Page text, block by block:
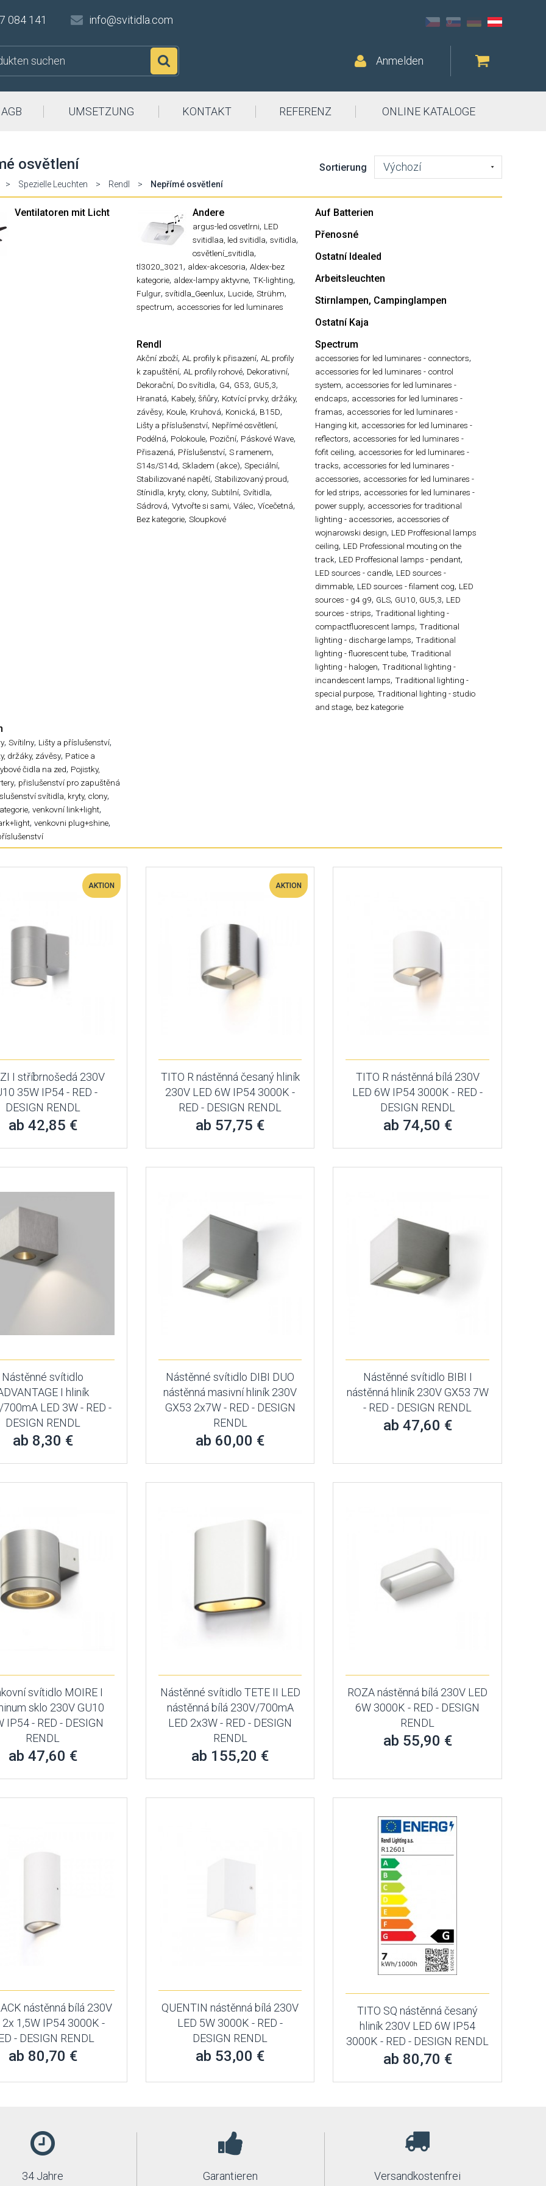
084 141 info@svitidla.com
Anmelden
AGB UMSETZUNG KONTAKT REFERENZ ONLINE KATALOGE
osvětlení
> Spezielle Leuchten > Rendl > Nepřímé osvětlení
Sortierung Výchozí
Ventilatoren mit Licht Andere
argus-led osvetlrni, LED
svitidlaa, led svitidla,svitidla,
osvětlení_svitidla,
tl3020_3021 , aldex-akcesoria,Aldex-bez
kategorie, aldex-lampy aktyvne,TK-lighting,
Fulgur,svítidla_Geenlux, Lucide,Strühm,
spectrum, accessories for led luminares
Auf Batterien
Přenosné
Ostatní Idealed
Arbeitsleuchten
Stirnlampen, Campinglampen
Ostatní Kaja
Rendl
Akční zboží,AL profily k přisazení,AL profily
k zapuštění,AL profily rohové, Dekorativní,
Dekorační, Do svítidla, G4, G53, GU5,3,
Hranatá, Kabely, šňůry, Kotvící prvky, držáky,
závěsy, Koule, Kruhová, Konická, B15D,
Lišty a příslušenství, Nepřímé osvětlení,
Podélná, Polokoule, Poziční, Páskové Wave,
Přisazená, Příslušenství,S ramenem,
S14s/S14d,Skladem (akce),Speciální,
Stabilizované napětí,Stabilizovaný proud,
Stínidla, kryty, clony,Subtilní,Svítidla,
Sádrová,Vytvořte si sami,Válec,Vícečetná,
Bez kategorie,Sloupkové
Spectrum
accessories for led luminares - connectors,
accessories for led luminares - control
system, accessories for led luminares -
endcaps, accessories for led luminares -
framas, accessories for led luminares -
Hanging kit, accessories for led luminares -
reflectors, accessories for led luminares -
fofit ceiling, accessories for led luminares -
tracks, accessories for led luminares -
accessories, accessories for led luminares -
for led strips, accessories for led luminares -
power supply, accessories for traditional
lighting - accessories, accessories of
wojnarowski design, LED Proffesional lamps
ceiling, LED Professional mouting on the
track, LED Proffesional lamps - pendant,
LED sources - candle, LED sources -
dimmable, LED sources - filament cog, LED
sources - g4 g9, GLS, GU10, GU5,3, LED
sources - strips, Traditional lighting -
compactfluorescent lamps, Traditional
lighting - discharge lamps, Traditional
lighting - fluorescent tube, Traditional
lighting - halogen, Traditional lighting -
incandescent lamps, Traditional lighting -
special purpose, Traditional lighting - studio
and stage, bez kategorie
, Svítilny, Lišty a příslušenství,
držáky, závěsy, Patice a
čidla na zed, Pojistky,
, přislušenství pro zapuštěná
svítidla, kryty, clony,
, venkovní link+light,
, venkovni plug+shine,
AKTION
I stříbrnošedá 230V
35W IP54 - RED -
DESIGN RENDL
ab 42,85 €
AKTION
TITO R nástěnná česaný hliník
230V LED 6W IP54 3000K -
RED - DESIGN RENDL
ab 57,75 €
TITO R nástěnná bílá 230V
LED 6W IP54 3000K - RED -
DESIGN RENDL
ab 74,50 €
Nástěnné svítidlo
I hliník
LED 3W - RED -
DESIGN RENDL
ab 8,30 €
Nástěnné svítidlo DIBI DUO
nástěnná masivní hliník 230V
GX53 2x7W - RED - DESIGN
RENDL
ab 60,00 €
Nástěnné svítidlo BIBI I
nástěnná hliník 230V GX53 7W
- RED - DESIGN RENDL
ab 47,60 €
svítidlo MOIRE I
sklo 230V GU10
IP54 - RED - DESIGN
RENDL
ab 47,60 €
Nástěnné svítidlo TETE II LED
nástěnná bílá 230V/700mA
LED 2x3W - RED - DESIGN
RENDL
ab 155,20 €
ROZA nástěnná bílá 230V LED
6W 3000K - RED - DESIGN
RENDL
ab 55,90 €
nástěnná bílá 230V
2x 1,5W IP54 3000K -
- DESIGN RENDL
ab 80,70 €
QUENTIN nástěnná bílá 230V
LED 5W 3000K - RED -
DESIGN RENDL
ab 53,00 €
TITO SQ nástěnná česaný
hliník 230V LED 6W IP54
3000K - RED - DESIGN RENDL
ab 80,70 €
34 Jahre Garantieren Versandkostenfrei